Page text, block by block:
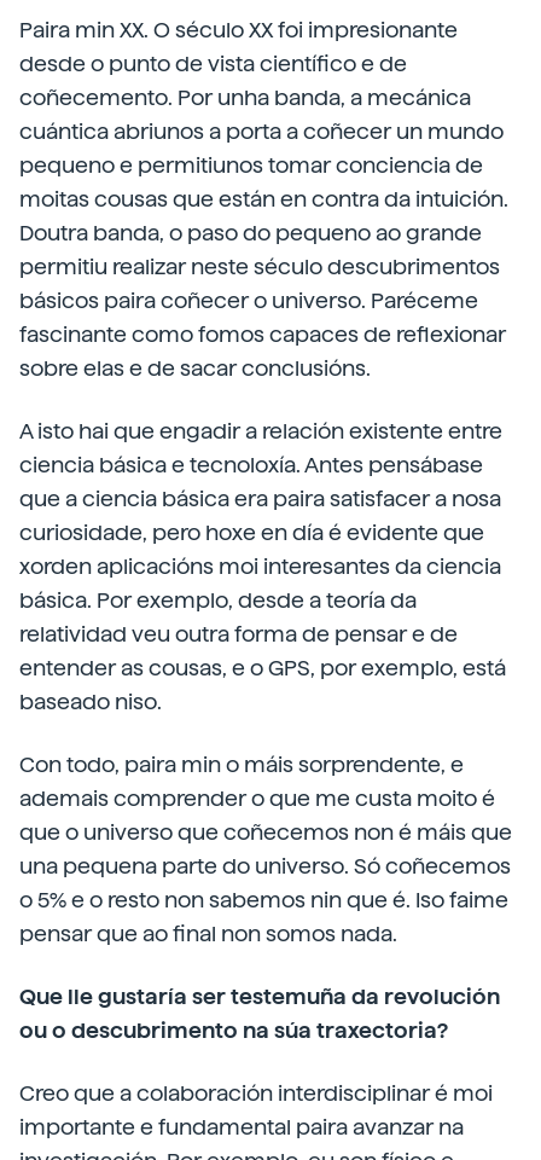
Paira min XX. O século XX foi impresionante
desde o punto de vista científico e de
coñecemento. Por unha banda, a mecánica
cuántica abriunos a porta a coñecer un mundo
pequeno e permitiunos tomar conciencia de
moitas cousas que están en contra da intuición.
Doutra banda, o paso do pequeno ao grande
permitiu realizar neste século descubrimentos
básicos paira coñecer o universo. Paréceme
fascinante como fomos capaces de reflexionar
sobre elas e de sacar conclusións.
A isto hai que engadir a relación existente entre
ciencia básica e tecnoloxía. Antes pensábase
que a ciencia básica era paira satisfacer a nosa
curiosidade, pero hoxe en día é evidente que
xorden aplicacións moi interesantes da ciencia
básica. Por exemplo, desde a teoría da
relatividad veu outra forma de pensar e de
entender as cousas, e o GPS, por exemplo, está
baseado niso.
Con todo, paira min o máis sorprendente, e
ademais comprender o que me custa moito é
que o universo que coñecemos non é máis que
una pequena parte do universo. Só coñecemos
o 5% e o resto non sabemos nin que é. Iso faime
pensar que ao final non somos nada.
Que lle gustaría ser testemuña da revolución
ou o descubrimento na súa traxectoria?
Creo que a colaboración interdisciplinar é moi
importante e fundamental paira avanzar na